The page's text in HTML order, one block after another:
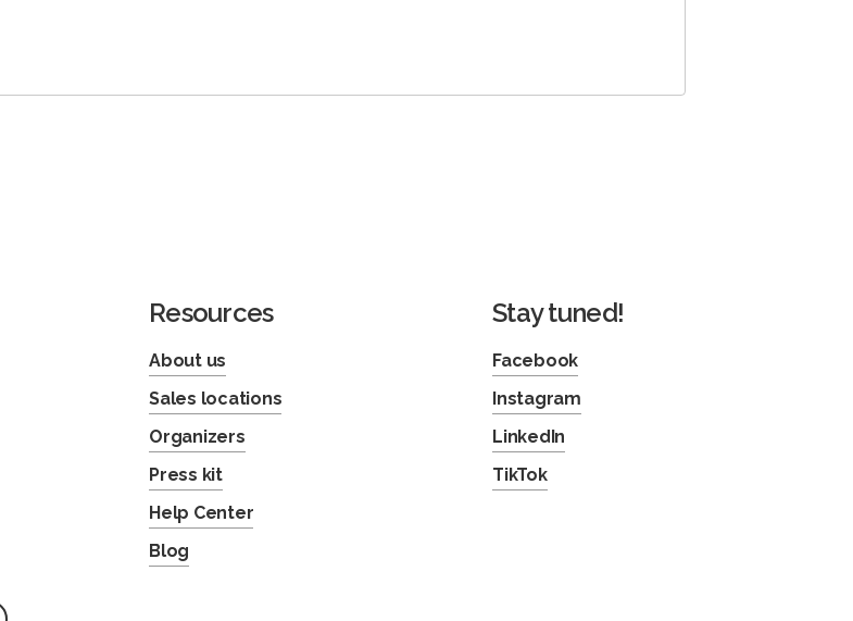
Resources
About us
Sales locations
Organizers
Press kit
Help Center
Blog
Stay tuned!
Facebook
Instagram
LinkedIn
TikTok